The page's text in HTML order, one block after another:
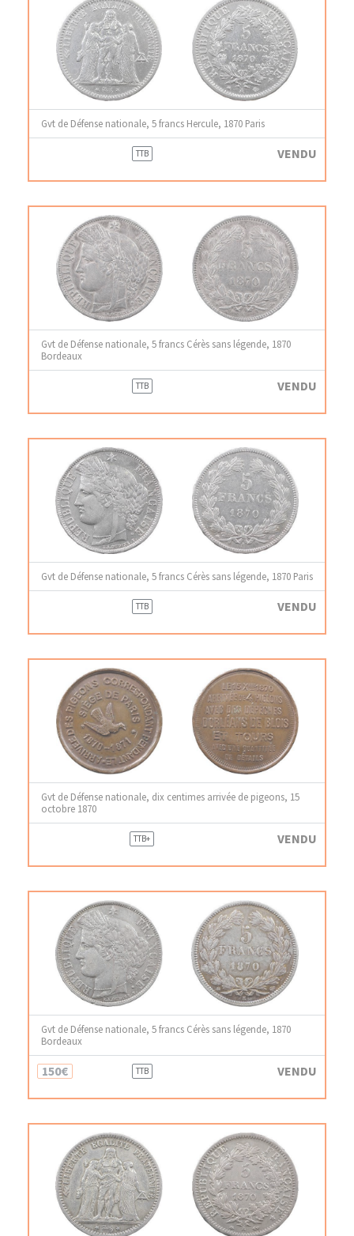
Gvt de Défense nationale, 5 francs Hercule, 1870 Paris
TTB VENDU
Gvt de Défense nationale, 5 francs Cérès sans légende, 1870
Bordeaux
TTB VENDU
Gvt de Défense nationale, 5 francs Cérès sans légende, 1870 Paris
TTB VENDU
Gvt de Défense nationale, dix centimes arrivée de pigeons, 15
octobre 1870
TTB+ VENDU
Gvt de Défense nationale, 5 francs Cérès sans légende, 1870
Bordeaux
150€ TTB VENDU